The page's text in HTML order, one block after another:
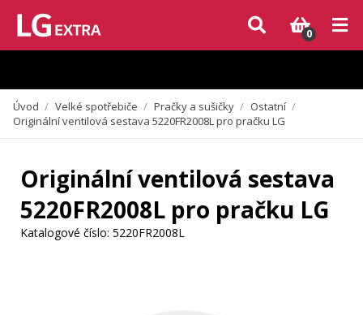
Vzhledem k aktuální situaci se může dodání dílů, které nejsou skladem,
zpozdit. Děkujeme za pochopení.
0
Úvod / Velké spotřebiče / Pračky a sušičky / Ostatní /
Originální ventilová sestava 5220FR2008L pro pračku LG
Originální ventilová sestava
5220FR2008L pro pračku LG
Katalogové číslo: 5220FR2008L